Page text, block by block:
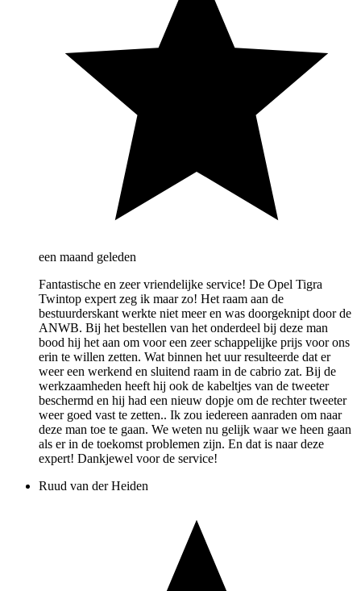
een maand geleden
Fantastische en zeer vriendelijke service! De Opel Tigra
Twintop expert zeg ik maar zo! Het raam aan de
bestuurderskant werkte niet meer en was doorgeknipt door de
ANWB. Bij het bestellen van het onderdeel bij deze man
bood hij het aan om voor een zeer schappelijke prijs voor ons
erin te willen zetten. Wat binnen het uur resulteerde dat er
weer een werkend en sluitend raam in de cabrio zat. Bij de
werkzaamheden heeft hij ook de kabeltjes van de tweeter
beschermd en hij had een nieuw dopje om de rechter tweeter
weer goed vast te zetten.. Ik zou iedereen aanraden om naar
deze man toe te gaan. We weten nu gelijk waar we heen gaan
als er in de toekomst problemen zijn. En dat is naar deze
expert! Dankjewel voor de service!
Ruud van der Heiden